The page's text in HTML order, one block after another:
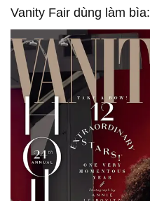
Vanity Fair dùng làm bìa: